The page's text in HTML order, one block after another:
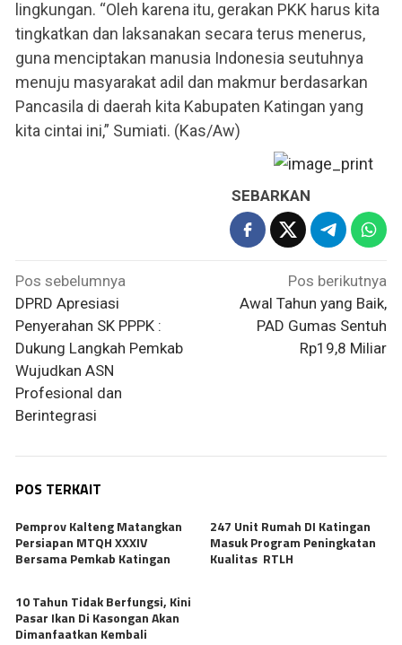
lingkungan. “Oleh karena itu, gerakan PKK harus kita
tingkatkan dan laksanakan secara terus menerus,
guna menciptakan manusia Indonesia seutuhnya
menuju masyarakat adil dan makmur berdasarkan
Pancasila di daerah kita Kabupaten Katingan yang
kita cintai ini,” Sumiati. (Kas/Aw)
SEBARKAN
Navigasi
pos
Pos sebelumnya
DPRD Apresiasi
Penyerahan SK PPPK :
Dukung Langkah Pemkab
Wujudkan ASN
Profesional dan
Berintegrasi
Pos berikutnya
Awal Tahun yang Baik,
PAD Gumas Sentuh
Rp19,8 Miliar
POS TERKAIT
Pemprov Kalteng Matangkan
Persiapan MTQH XXXIV
Bersama Pemkab Katingan
247 Unit Rumah DI Katingan
Masuk Program Peningkatan
Kualitas RTLH
10 Tahun Tidak Berfungsi, Kini
Pasar Ikan Di Kasongan Akan
Dimanfaatkan Kembali